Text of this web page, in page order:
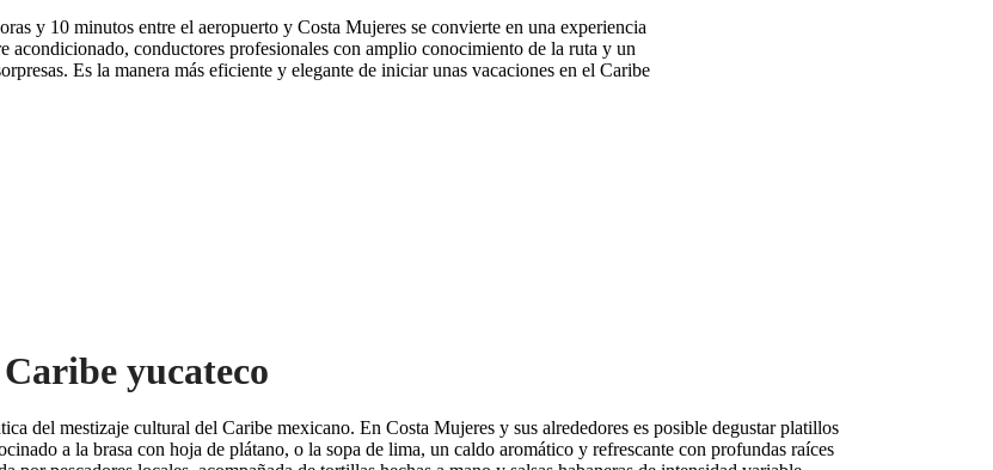
y 10 minutos entre el aeropuerto y Costa Mujeres se convierte en una experiencia
acondicionado, conductores profesionales con amplio conocimiento de la ruta y un
Es la manera más eficiente y elegante de iniciar unas vacaciones en el Caribe
yucateco
del mestizaje cultural del Caribe mexicano. En Costa Mujeres y sus alrededores es posible degustar platillos
a la brasa con hoja de plátano, o la sopa de lima, un caldo aromático y refrescante con profundas raíces